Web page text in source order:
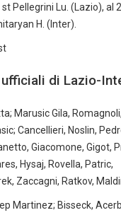
st Pellegrini Lu. (Lazio), al
H. (Inter).
di Lazio-
Marusic Gila,
Cancellieri, Noslin,
Giacomone, Gigot,
Hysaj, Rovella, Patric,
Zaccagni, Ratkov,
Martinez; Bisseck,